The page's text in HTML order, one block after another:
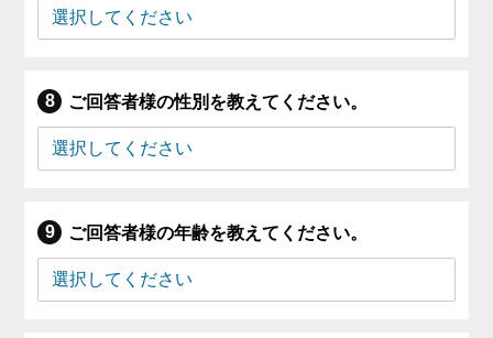
ご回答者様の性別を教えてください。
ご回答者様の年齢を教えてください。